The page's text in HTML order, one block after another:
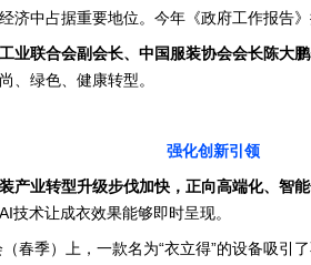
济中占据重要地位。今年《政府工作报告》
业联合会副会长、中国服装协会会长陈大
、绿色、健康转型。
强化创新引领
产业转型升级步伐加快，正向高端化、智
技术让成衣效果能够即时呈现。
春季）上，一款名为“衣立得”的设备吸引